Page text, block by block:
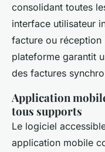
consolidant toutes
interface utilisateur
facture ou
plateforme garantit
des factures
Application
tous supports
Le logiciel
application mobile